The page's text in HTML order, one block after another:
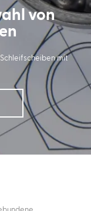
von
mit